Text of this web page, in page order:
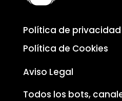
Política de privacidad
Política de Cookies
Aviso Legal
Todos los bots,